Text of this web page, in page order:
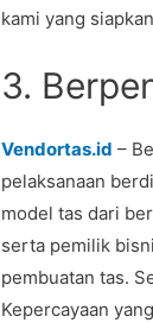
kami yang
3.
Vendortas.id –
pelaksanaan
model tas dari
serta pemilik
pembuatan tas.
Kepercayaan